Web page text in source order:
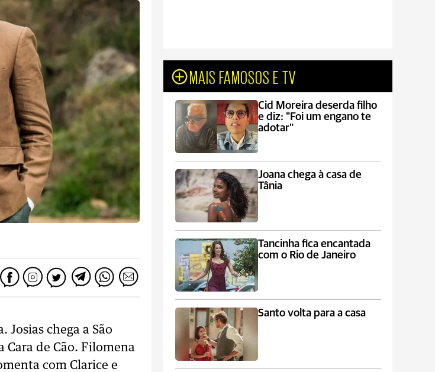
Josias chega a São
Cara de Cão. Filomena
com Clarice e
MAIS FAMOSOS E TV
Cid Moreira deserda filho
e diz: "Foi um engano te
adotar"
Joana chega à casa de
Tânia
Tancinha fica encantada
com o Rio de Janeiro
Santo volta para a casa